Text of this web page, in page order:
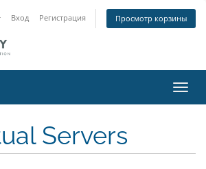
Вход Регистрация Просмотр корзины
Servers